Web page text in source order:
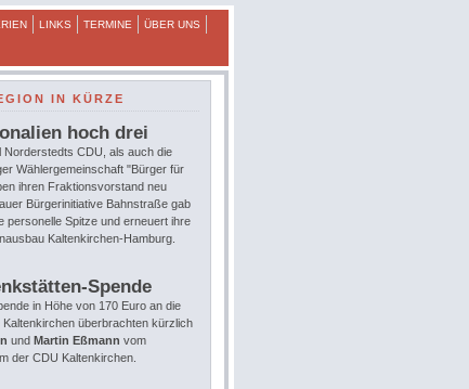
LINKS TERMINE ÜBER UNS
IN KÜRZE
hoch drei
Norderstedts CDU, als auch die
Wählergemeinschaft "Bürger für
ihren Fraktionsvorstand neu
Bürgerinitiative Bahnstraße gab
personelle Spitze und erneuert ihre
Kaltenkirchen-Hamburg.
Spende
in Höhe von 170 Euro an die
überbrachten kürzlich
und Martin Eßmann vom
der CDU Kaltenkirchen.